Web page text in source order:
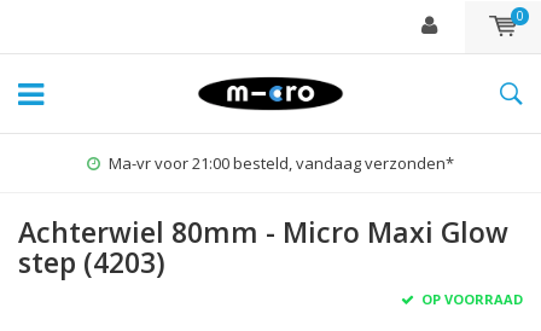
0
Ma-vr voor 21:00 besteld, vandaag verzonden*
Achterwiel 80mm - Micro Maxi Glow
step (4203)
OP VOORRAAD